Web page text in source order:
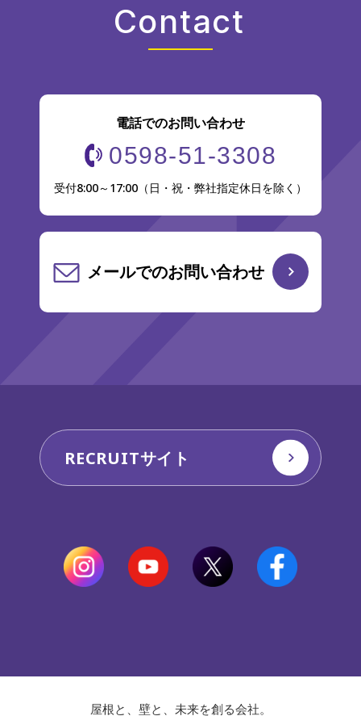
Contact
電話でのお問い合わせ
0598-51-3308
受付8:00～17:00（日・祝・弊社指定休日を除く）
メールでのお問い合わせ
RECRUITサイト
屋根と、壁と、未来を創る会社。